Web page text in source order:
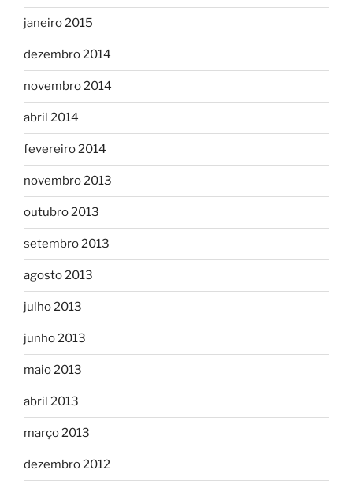
janeiro 2015
dezembro 2014
novembro 2014
abril 2014
fevereiro 2014
novembro 2013
outubro 2013
setembro 2013
agosto 2013
julho 2013
junho 2013
maio 2013
abril 2013
março 2013
dezembro 2012